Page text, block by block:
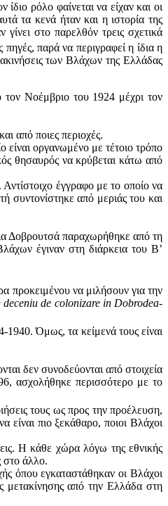
ρόλο φαίνεται να είχαν και οι
τα κενά ήταν και η ιστορία της
στο παρελθόν τρεις σχετικά
πηγές, παρά να περιγραφεί η ίδια η
των Βλάχων της Ελλάδας
τον Νοέμβριο του 1924 μέχρι τον
από ποιες περιοχές.
οργανωμένο με τέτοιο τρόπο
θησαυρός να κρύβεται κάτω από
έγγραφο με το οποίο να
συντονίστηκε από μεριάς του και
Δοβρουτσά παραχωρήθηκε από τη
έγιναν στη διάρκεια του Β’
προκειμένου να μιλήσουν για την
deceniu de colonizare in Dobrodea-
Όμως, τα κείμενά τους είναι
δεν συνοδεύονται από στοιχεία
ασχολήθηκε περισσότερο με το
τους ως προς την προέλευση,
είναι πιο ξεκάθαρο, ποιοι Βλάχοι
Η κάθε χώρα λόγω της εθνικής
στο άλλο.
όπου εγκαταστάθηκαν οι Βλάχοι
μετακίνησης από την Ελλάδα στη